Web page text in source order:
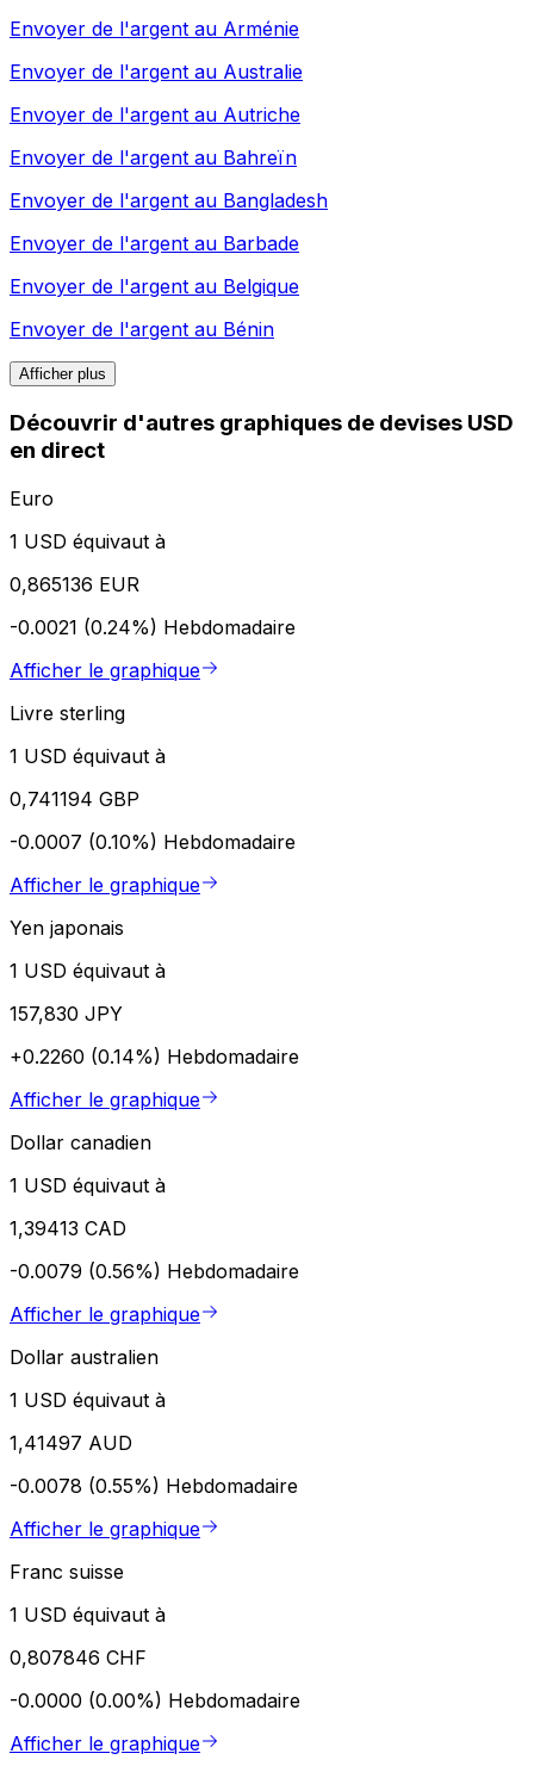
Envoyer de l'argent au Arménie
Envoyer de l'argent au Australie
Envoyer de l'argent au Autriche
Envoyer de l'argent au Bahreïn
Envoyer de l'argent au Bangladesh
Envoyer de l'argent au Barbade
Envoyer de l'argent au Belgique
Envoyer de l'argent au Bénin
Afficher plus
Découvrir d'autres graphiques de devises USD
en direct
Euro
1 USD équivaut à
0,865136 EUR
-0.0021 (0.24%) Hebdomadaire
Afficher le graphique
Livre sterling
1 USD équivaut à
0,741194 GBP
-0.0007 (0.10%) Hebdomadaire
Afficher le graphique
Yen japonais
1 USD équivaut à
157,830 JPY
+0.2260 (0.14%) Hebdomadaire
Afficher le graphique
Dollar canadien
1 USD équivaut à
1,39413 CAD
-0.0079 (0.56%) Hebdomadaire
Afficher le graphique
Dollar australien
1 USD équivaut à
1,41497 AUD
-0.0078 (0.55%) Hebdomadaire
Afficher le graphique
Franc suisse
1 USD équivaut à
0,807846 CHF
-0.0000 (0.00%) Hebdomadaire
Afficher le graphique